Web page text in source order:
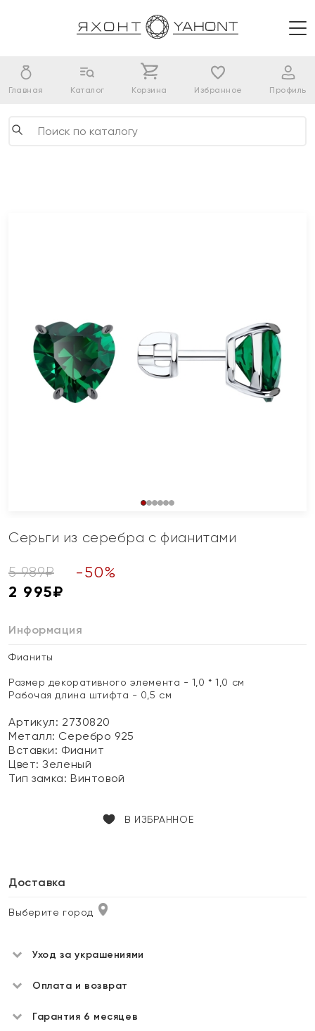
Главная Каталог Корзина Избранное Профиль
Серьги из серебра с фианитами
5 989₽ -50%
2 995₽
Информация
Фианиты
Размер декоративного элемента - 1,0 * 1,0 см
Рабочая длина штифта - 0,5 см
Артикул: 2730820
Металл: Серебро 925
Вставки: Фианит
Цвет:Зеленый
Тип замка:Винтовой
В ИЗБРАННОЕ
Доставка
Выберите город
Уход за украшениями
Оплата и возврат
Гарантия 6 месяцев